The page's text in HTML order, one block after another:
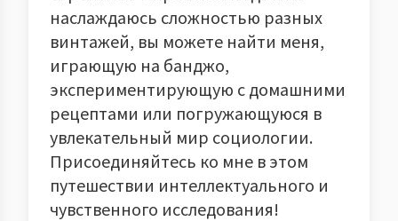
наслаждаюсь сложностью разных
винтажей, вы можете найти меня,
играющую на банджо,
экспериментирующую с домашними
рецептами или погружающуюся в
увлекательный мир социологии.
Присоединяйтесь ко мне в этом
путешествии интеллектуального и
чувственного исследования!